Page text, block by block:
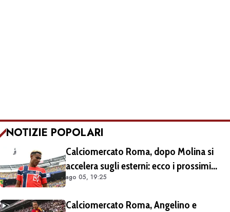
NOTIZIE POPOLARI
Calciomercato Roma, dopo Molina si
accelera sugli esterni: ecco i prossimi
obiettivi
ago 05, 19:25
Calciomercato Roma, Angelino e